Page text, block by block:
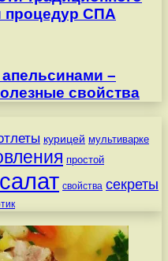
процедур СПА
–
свойства
курицей мультиварке
простой
салат свойства секреты